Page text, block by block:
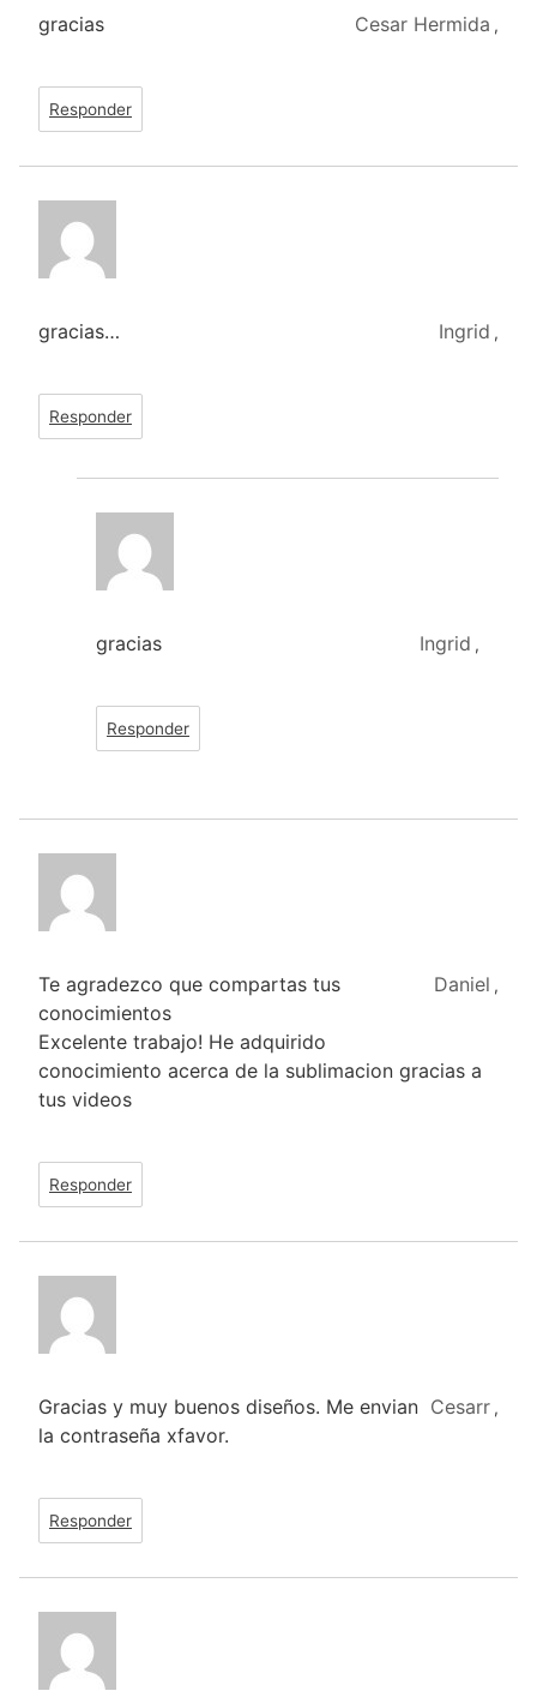
Cesar Hermida ,
gracias
Responder
Ingrid ,
gracias…
Responder
Ingrid ,
gracias
Responder
Daniel ,
Te agradezco que compartas tus
conocimientos
Excelente trabajo! He adquirido
conocimiento acerca de la sublimacion gracias a
tus videos
Responder
Cesarr ,
Gracias y muy buenos diseños. Me envian
la contraseña xfavor.
Responder